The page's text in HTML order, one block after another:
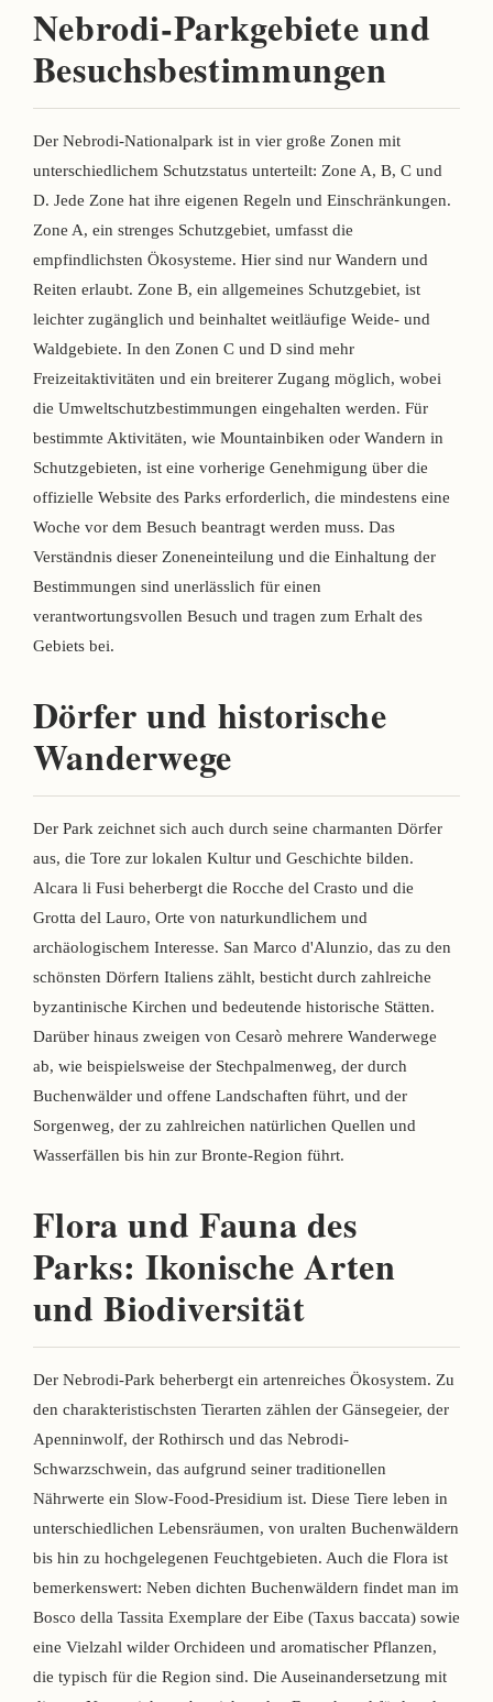
Nebrodi-Parkgebiete und
Besuchsbestimmungen
Der Nebrodi-Nationalpark ist in vier große Zonen mit
unterschiedlichem Schutzstatus unterteilt: Zone A, B, C und
D. Jede Zone hat ihre eigenen Regeln und Einschränkungen.
Zone A, ein strenges Schutzgebiet, umfasst die
empfindlichsten Ökosysteme. Hier sind nur Wandern und
Reiten erlaubt. Zone B, ein allgemeines Schutzgebiet, ist
leichter zugänglich und beinhaltet weitläufige Weide- und
Waldgebiete. In den Zonen C und D sind mehr
Freizeitaktivitäten und ein breiterer Zugang möglich, wobei
die Umweltschutzbestimmungen eingehalten werden. Für
bestimmte Aktivitäten, wie Mountainbiken oder Wandern in
Schutzgebieten, ist eine vorherige Genehmigung über die
offizielle Website des Parks erforderlich, die mindestens eine
Woche vor dem Besuch beantragt werden muss. Das
Verständnis dieser Zoneneinteilung und die Einhaltung der
Bestimmungen sind unerlässlich für einen
verantwortungsvollen Besuch und tragen zum Erhalt des
Gebiets bei.
Dörfer und historische
Wanderwege
Der Park zeichnet sich auch durch seine charmanten Dörfer
aus, die Tore zur lokalen Kultur und Geschichte bilden.
Alcara li Fusi beherbergt die Rocche del Crasto und die
Grotta del Lauro, Orte von naturkundlichem und
archäologischem Interesse. San Marco d'Alunzio, das zu den
schönsten Dörfern Italiens zählt, besticht durch zahlreiche
byzantinische Kirchen und bedeutende historische Stätten.
Darüber hinaus zweigen von Cesarò mehrere Wanderwege
ab, wie beispielsweise der Stechpalmenweg, der durch
Buchenwälder und offene Landschaften führt, und der
Sorgenweg, der zu zahlreichen natürlichen Quellen und
Wasserfällen bis hin zur Bronte-Region führt.
Flora und Fauna des
Parks: Ikonische Arten
und Biodiversität
Der Nebrodi-Park beherbergt ein artenreiches Ökosystem. Zu
den charakteristischsten Tierarten zählen der Gänsegeier, der
Apenninwolf, der Rothirsch und das Nebrodi-
Schwarzschwein, das aufgrund seiner traditionellen
Nährwerte ein Slow-Food-Presidium ist. Diese Tiere leben in
unterschiedlichen Lebensräumen, von uralten Buchenwäldern
bis hin zu hochgelegenen Feuchtgebieten. Auch die Flora ist
bemerkenswert: Neben dichten Buchenwäldern findet man im
Bosco della Tassita Exemplare der Eibe (Taxus baccata) sowie
eine Vielzahl wilder Orchideen und aromatischer Pflanzen,
die typisch für die Region sind. Die Auseinandersetzung mit